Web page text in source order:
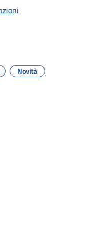
Novità